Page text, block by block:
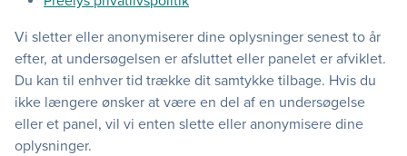
Vi sletter eller anonymiserer dine oplysninger senest to år
efter, at undersøgelsen er afsluttet eller panelet er afviklet.
Du kan til enhver tid trække dit samtykke tilbage. Hvis du
ikke længere ønsker at være en del af en undersøgelse
eller et panel, vil vi enten slette eller anonymisere dine
oplysninger.